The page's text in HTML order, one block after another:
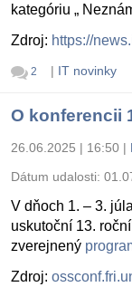
kategóriu „
Zdroj: https://
2 | IT novinky
O konferencii
26.06.2025 | 16:50 |
Dátum udalosti:
V dňoch 1. – 3.
uskutoční 13.
zverejnený
Zdroj: